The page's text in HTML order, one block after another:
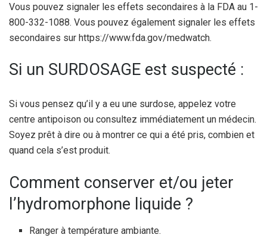
Vous pouvez signaler les effets secondaires à la FDA au 1-
800-332-1088. Vous pouvez également signaler les effets
secondaires sur https://www.fda.gov/medwatch.
Si un SURDOSAGE est suspecté :
Si vous pensez qu’il y a eu une surdose, appelez votre
centre antipoison ou consultez immédiatement un médecin.
Soyez prêt à dire ou à montrer ce qui a été pris, combien et
quand cela s’est produit.
Comment conserver et/ou jeter
l’hydromorphone liquide ?
Ranger à température ambiante.